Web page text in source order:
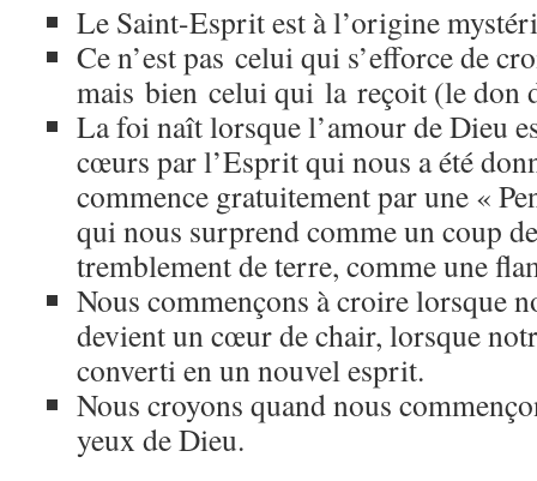
Le Saint-Esprit est à l’origine
Ce n’est pas celui qui s’efforce de
mais bien celui qui la reçoit (le don
La foi naît lorsque l’amour de Dieu
cœurs par l’Esprit qui nous a été
commence gratuitement par une «
qui nous surprend comme un coup
tremblement de terre, comme une
Nous commençons à croire lorsque
devient un cœur de chair, lorsque
converti en un nouvel esprit.
Nous croyons quand nous
yeux de Dieu.